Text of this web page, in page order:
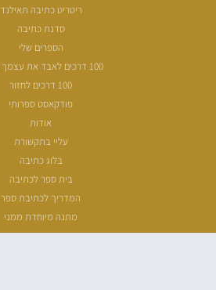
ריטריט כתיבה תאילנד
סדנת כתיבה
הספרים שלי
100 דרכים לאבד את עצמך בהודו
100 דרכים לחזור
פודקאסט ספרותי
אודות
עליי בתקשורת
בלוג כתיבה
בית ספר לכתיבה
המדריך לכתיבת ספר
מתנה מיוחדת ממני
שעת כתיבה